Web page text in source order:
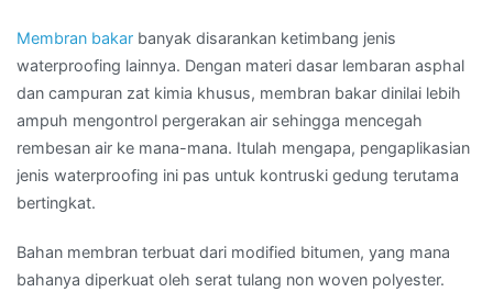
Membran bakar banyak disarankan ketimbang jenis
waterproofing lainnya. Dengan materi dasar lembaran asphal
dan campuran zat kimia khusus, membran bakar dinilai lebih
ampuh mengontrol pergerakan air sehingga mencegah
rembesan air ke mana-mana. Itulah mengapa, pengaplikasian
jenis waterproofing ini pas untuk kontruski gedung terutama
bertingkat.
Bahan membran terbuat dari modified bitumen, yang mana
bahanya diperkuat oleh serat tulang non woven polyester.